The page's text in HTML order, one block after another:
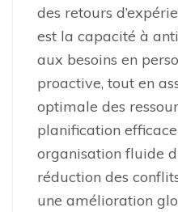
des retours
est la capacité à
aux besoins en
proactive, tout en
optimale des
planification
organisation fluide
réduction des
une amélioration